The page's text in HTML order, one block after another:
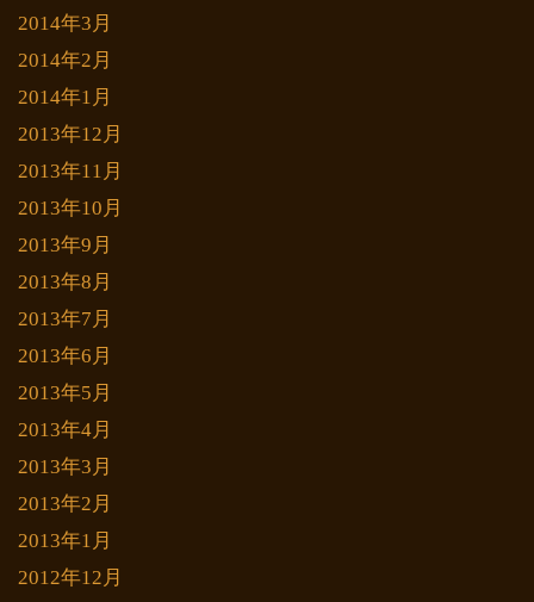
2014年3月
2014年2月
2014年1月
2013年12月
2013年11月
2013年10月
2013年9月
2013年8月
2013年7月
2013年6月
2013年5月
2013年4月
2013年3月
2013年2月
2013年1月
2012年12月